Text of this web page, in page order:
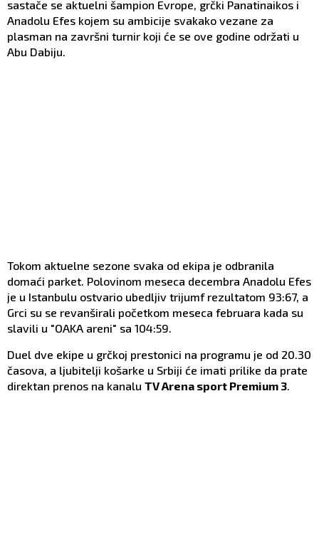
sastače se aktuelni šampion Evrope, grčki Panatinaikos i
Anadolu Efes kojem su ambicije svakako vezane za
plasman na završni turnir koji će se ove godine održati u
Abu Dabiju.
Tokom aktuelne sezone svaka od ekipa je odbranila
domaći parket. Polovinom meseca decembra Anadolu Efes
je u Istanbulu ostvario ubedljiv trijumf rezultatom 93:67, a
Grci su se revanširali početkom meseca februara kada su
slavili u "OAKA areni" sa 104:59.
Duel dve ekipe u grčkoj prestonici na programu je od 20.30
časova, a ljubitelji košarke u Srbiji će imati prilike da prate
direktan prenos na kanalu TV Arena sport Premium 3